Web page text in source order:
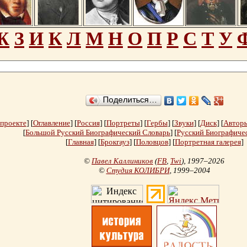
З И К Л М Н О П Р С Т У
Поделиться…
] [Оглавление] [Россия] [Портреты] [Гербы] [Звуки] [Диск] [
[Большой Русский Биографический Словарь] [Русский
[Главная] [Брокгауз] [Половцов] [Портретная галерея]
© Павел Каллиников (FB Twi) , 1997–2026
© Студия КОЛИБРИ, 1999–2004